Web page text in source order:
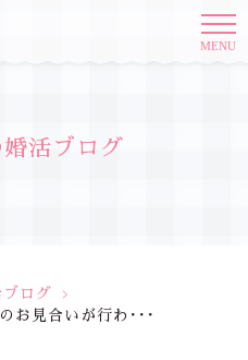
MENU
活ブログ
ログ
>
お見合いが行わ･･･